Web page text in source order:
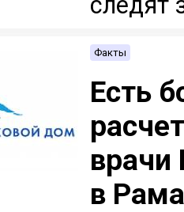
Факты
Есть
врачи
в